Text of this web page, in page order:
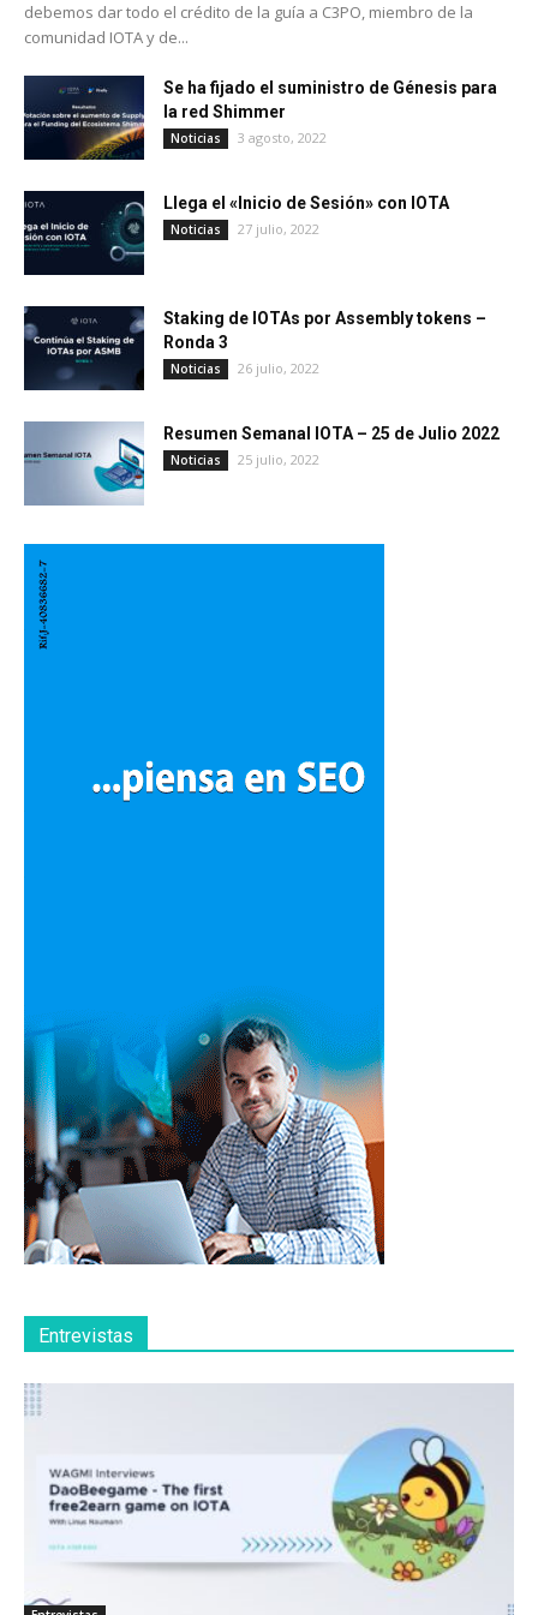
debemos dar todo el crédito de la guía a C3PO, miembro de la
comunidad IOTA y de...
Se ha fijado el suministro de Génesis para
la red Shimmer
Noticias 3 agosto, 2022
Llega el «Inicio de Sesión» con IOTA
Noticias 27 julio, 2022
Staking de IOTAs por Assembly tokens –
Ronda 3
Noticias 26 julio, 2022
Resumen Semanal IOTA – 25 de Julio 2022
Noticias 25 julio, 2022
Entrevistas